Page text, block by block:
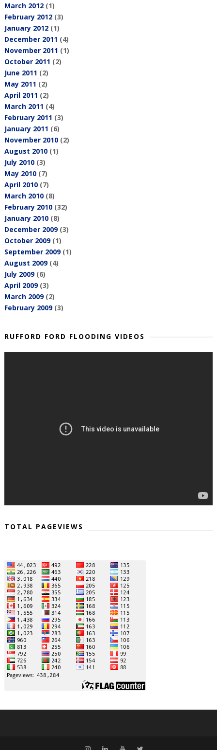
March 2012(1)
February 2012(3)
January 2012(1)
December 2011 (4)
November 2011 (1)
October 2011 (2)
June 2011 (2)
May 2011 (2)
April 2011 (2)
March 2011 (4)
February 2011 (3)
January 2011 (6)
November 2010(2)
August 2010(1)
July 2010(3)
May 2010(7)
April 2010(7)
March 2010(8)
February 2010(32)
January 2010(8)
December 2009(3)
October 2009(1)
September 2009(1)
August 2009(4)
July 2009(6)
April 2009(3)
March 2009(2)
February 2009(3)
RUFFORD FORD FLOODING VIDEOS
TOTAL PAGEVIEWS